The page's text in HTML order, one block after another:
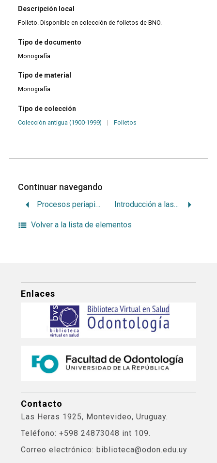
Descripción local
Folleto. Disponible en colección de folletos de BNO.
Tipo de documento
Monografía
Tipo de material
Monografía
Tipo de colección
Colección antigua (1900-1999) | Folletos
Continuar navegando
Procesos periapicales, granulomas y quistes. Introducción a las regiones de la cabeza y el cuello.
Volver a la lista de elementos
Enlaces
Contacto
Las Heras 1925, Montevideo, Uruguay.
Teléfono: +598 24873048 int 109.
Correo electrónico: biblioteca@odon.edu.uy